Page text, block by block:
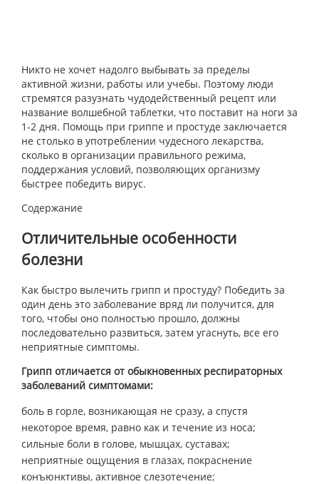
Никто не хочет надолго выбывать за пределы
активной жизни, работы или учебы. Поэтому люди
стремятся разузнать чудодейственный рецепт или
название волшебной таблетки, что поставит на ноги за
1-2 дня. Помощь при гриппе и простуде заключается
не столько в употреблении чудесного лекарства,
сколько в организации правильного режима,
поддержания условий, позволяющих организму
быстрее победить вирус.
Содержание
Отличительные особенности
болезни
Как быстро вылечить грипп и простуду? Победить за
один день это заболевание вряд ли получится, для
того, чтобы оно полностью прошло, должны
последовательно развиться, затем угаснуть, все его
неприятные симптомы.
Грипп отличается от обыкновенных респираторных
заболеваний симптомами:
боль в горле, возникающая не сразу, а спустя
некоторое время, равно как и течение из носа;
сильные боли в голове, мышцах, суставах;
неприятные ощущения в глазах, покраснение
конъюнктивы, активное слезотечение;